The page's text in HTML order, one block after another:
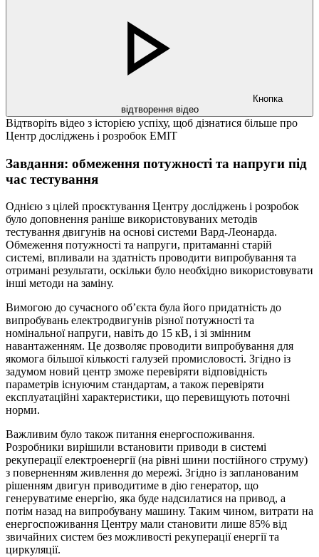
Кнопка
відтворення відео
Відтворіть відео з історією успіху, щоб дізнатися більше про
Центр досліджень і розробок EMIT
Завдання: обмеження потужності та напруги під
час тестування
Однією з цілей проєктування Центру досліджень і розробок
було доповнення раніше використовуваних методів
тестування двигунів на основі системи Вард-Леонарда.
Обмеження потужності та напруги, притаманні старій
системі, впливали на здатність проводити випробування та
отримані результати, оскільки було необхідно використовувати
інші методи на заміну.
Вимогою до сучасного об’єкта була його придатність до
випробувань електродвигунів різної потужності та
номінальної напруги, навіть до 15 кВ, і зі змінним
навантаженням. Це дозволяє проводити випробування для
якомога більшої кількості галузей промисловості. Згідно із
задумом новий центр зможе перевіряти відповідність
параметрів існуючим стандартам, а також перевіряти
експлуатаційні характеристики, що перевищують поточні
норми.
Важливим було також питання енергоспоживання.
Розробники вирішили встановити приводи в системі
рекуперації електроенергії (на рівні шини постійного струму)
з поверненням живлення до мережі. Згідно із запланованим
рішенням двигун приводитиме в дію генератор, що
генеруватиме енергію, яка буде надсилатися на привод, а
потім назад на випробувану машину. Таким чином, витрати на
енергоспоживання Центру мали становити лише 85% від
звичайних систем без можливості рекуперації енергії та
циркуляції.